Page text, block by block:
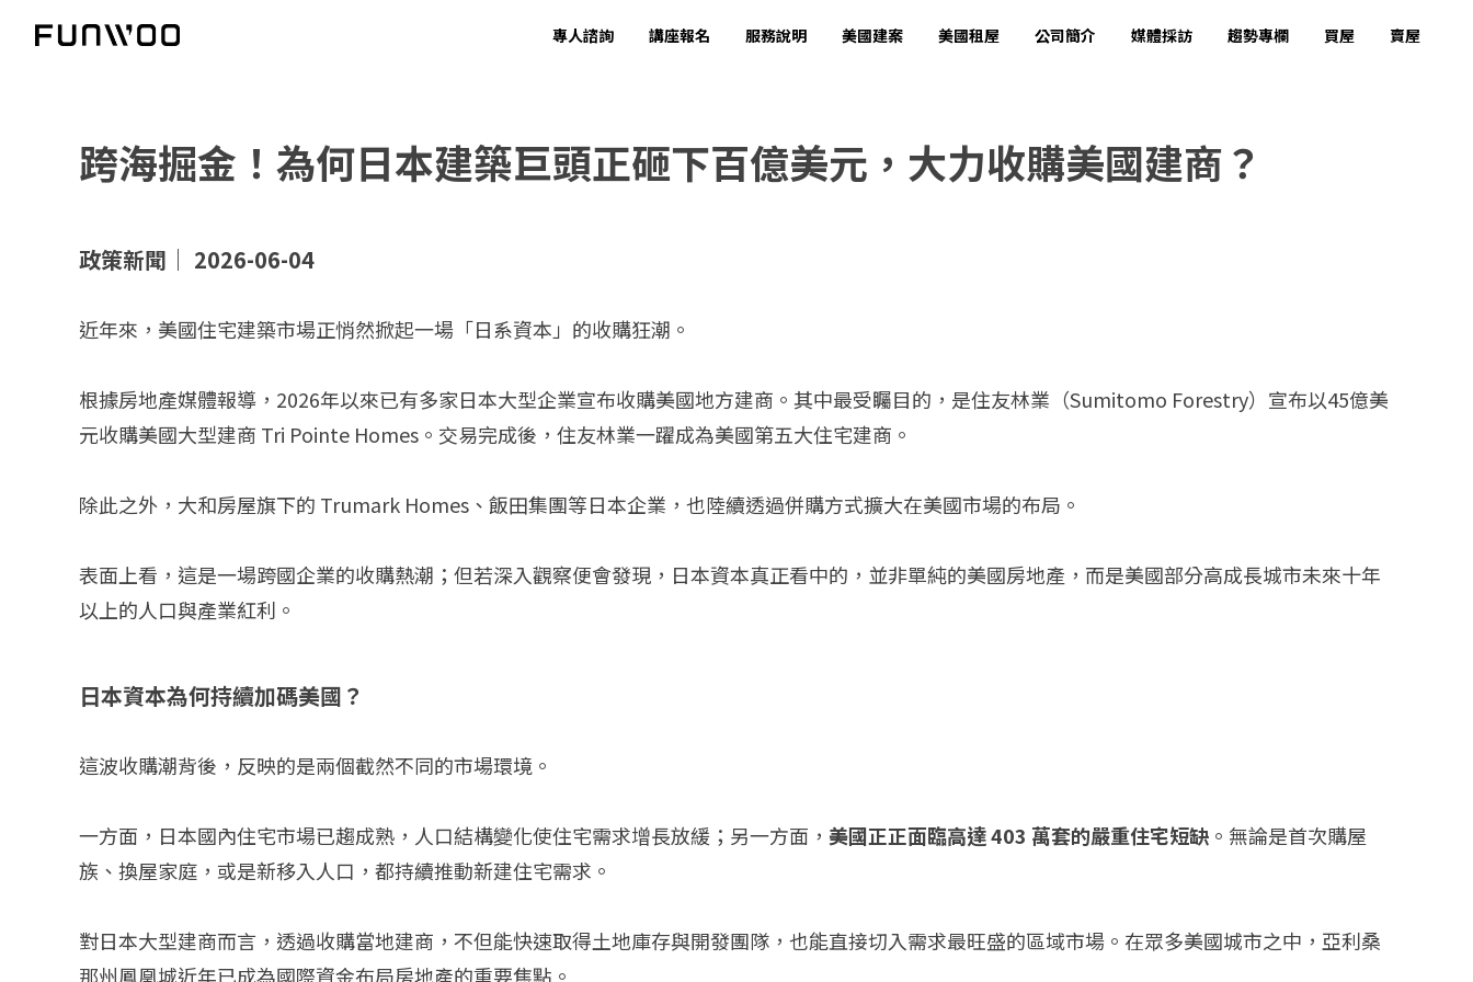
跨海掘金！為何日本建築巨頭正砸下百億美元，大力收購美國建商？
政策新聞｜ 2026-06-04
近年來，美國住宅建築市場正悄然掀起一場「日系資本」的收購狂潮。
根據房地產媒體報導，2026年以來已有多家日本大型企業宣布收購美國地方建商。其中最受矚目的，是住友林業（Sumitomo Forestry）宣布以45億美
元收購美國大型建商 Tri Pointe Homes。交易完成後，住友林業一躍成為美國第五大住宅建商。
除此之外，大和房屋旗下的 Trumark Homes、飯田集團等日本企業，也陸續透過併購方式擴大在美國市場的布局。
表面上看，這是一場跨國企業的收購熱潮；但若深入觀察便會發現，日本資本真正看中的，並非單純的美國房地產，而是美國部分高成長城市未來十年
以上的人口與產業紅利。
日本資本為何持續加碼美國？
這波收購潮背後，反映的是兩個截然不同的市場環境。
一方面，日本國內住宅市場已趨成熟，人口結構變化使住宅需求增長放緩；另一方面， 美國正正面臨高達 403 萬套的嚴重住宅短缺 。無論是首次購屋
族、換屋家庭，或是新移入人口，都持續推動新建住宅需求。
對日本大型建商而言，透過收購當地建商，不但能快速取得土地庫存與開發團隊，也能直接切入需求最旺盛的區域市場。在眾多美國城市之中，亞利桑
那州鳳凰城近年已成為國際資金布局房地產的重要焦點。
專人諮詢 講座報名 服務說明 美國建案 美國租屋 公司簡介 媒體採訪 趨勢專欄 買屋 賣屋